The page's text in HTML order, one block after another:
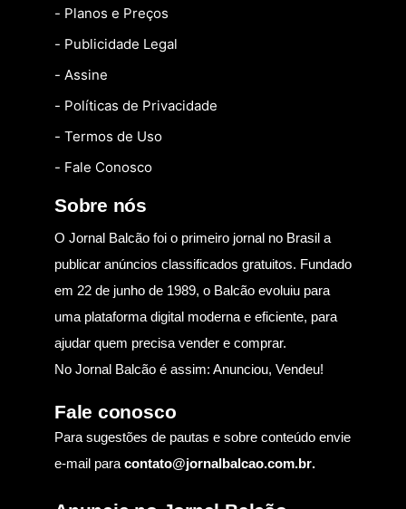
- Planos e Preços
- Publicidade Legal
- Assine
- Políticas de Privacidade
- Termos de Uso
- Fale Conosco
Sobre nós
O Jornal Balcão foi o primeiro jornal no Brasil a
publicar anúncios classificados gratuitos. Fundado
em 22 de junho de 1989, o Balcão evoluiu para
uma plataforma digital moderna e eficiente, para
ajudar quem precisa vender e comprar.
No Jornal Balcão é assim: Anunciou, Vendeu!
Fale conosco
Para sugestões de pautas e sobre conteúdo envie
e-mail para contato@jornalbalcao.com.br.